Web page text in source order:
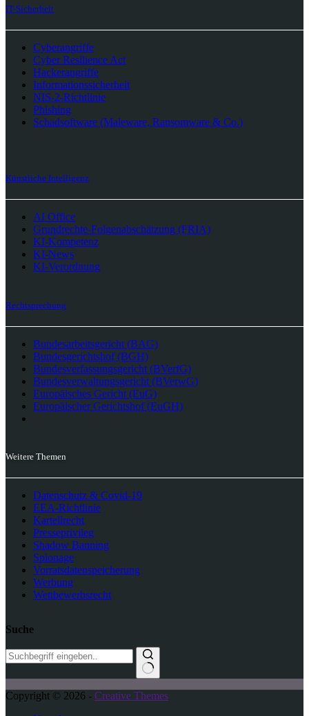
IT-Sicherheit
Cyberangriffe
Cyber Resilience Act
Hackerangriffe
Informationssicherheit
NIS-2-Richtlinie
Phishing
Schadsoftware (Maleware, Ransomware & Co.)
Künstliche Intelligenz
AI Office
Grundrechte-Folgenabschätzung (FRIA)
KI-Kompetenz
KI-News
KI-Verordnung
Rechtsprechung
Bundesarbeitsgericht (BAG)
Bundesgerichtshof (BGH)
Bundesverfassungsgericht (BVerfG)
Bundesverwaltungsgericht (BVerwG)
Europäisches Gericht (EuG)
Europäischer Gerichtshof (EuGH)
Weitere Themen
Datenschutz & Covid-19
EEA-Richtlinie
Kartellrecht
Presseprivileg
Shadow Banning
Spionage
Vorratsdatenspeicherung
Werbung
Wettbewerbsrecht
Suche
e
Copyright © 2026 - Creative Themes